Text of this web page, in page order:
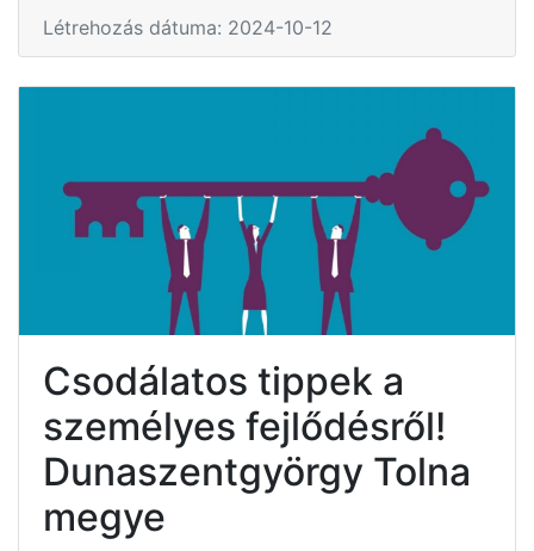
Létrehozás dátuma: 2024-10-12
Csodálatos tippek a
személyes fejlődésről!
Dunaszentgyörgy Tolna
megye